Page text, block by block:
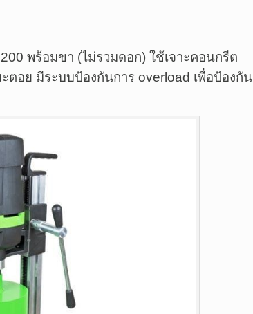
พร้อมขา (ไม่รวมดอก) ใช้เจาะคอนกรีต
ตอย มีระบบป้องกันการ overload เพื่อป้องกัน